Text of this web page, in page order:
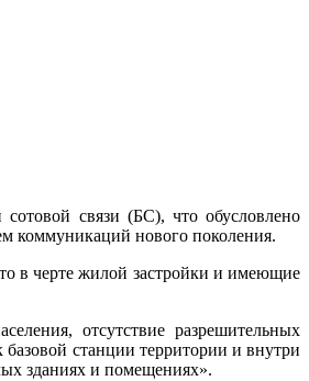
связи (БС), что обусловлено
коммуникаций нового поколения.
в черте жилой застройки и имеющие
отсутствие разрешительных
станции территории и внутри
зданиях и помещениях».